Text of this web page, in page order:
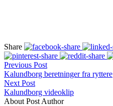
Share
Previous Post
Kalundborg beretninger fra ryttere
Next Post
Kalundborg videoklip
About Post Author